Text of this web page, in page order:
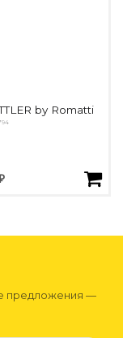
by Romatti
предложения —